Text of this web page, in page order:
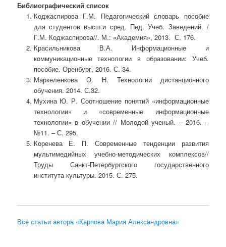
Библиографический список
Коджаспирова Г.М. Педагогический словарь пособие
для студентов высш.и сред. Пед. Учеб. Заведений. /
Г.М. Коджаспирова//. М.: «Академия», 2013. С. 176.
Красильникова В.А. Информационные и
коммуникационные технологии в образовании: Учеб.
пособие. Оренбург, 2016. С. 34.
Маркеленкова О. Н. Технологии дистанционного
обучения. 2014. С.32.
Мухина Ю. Р. Соотношение понятий «информационные
технологии» и «современные информационные
технологии» в обучении // Молодой ученый. – 2016. –
№11. – С. 295.
Коренева Е. П. Современные тенденции развития
мультимедийных учебно-методических комплексов//
Труды Санкт-Петербургского государственного
института культуры. 2015. С. 275.
Все статьи автора «Карпова Мария Александровна»